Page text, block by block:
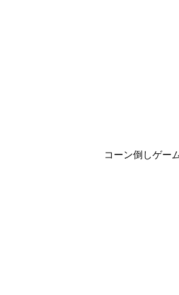
コーン倒しゲー